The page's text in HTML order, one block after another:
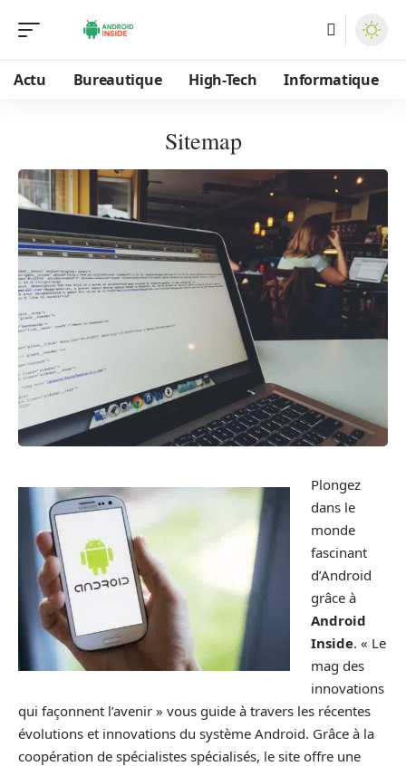
Actu Bureautique High-Tech Informatique
Sitemap
Plongez
dans le
monde
fascinant
d’Android
grâce à
Android
Inside. « Le
mag des
innovations
qui façonnent l’avenir » vous guide à travers les récentes
évolutions et innovations du système Android. Grâce à la
coopération de spécialistes spécialisés, le site offre une